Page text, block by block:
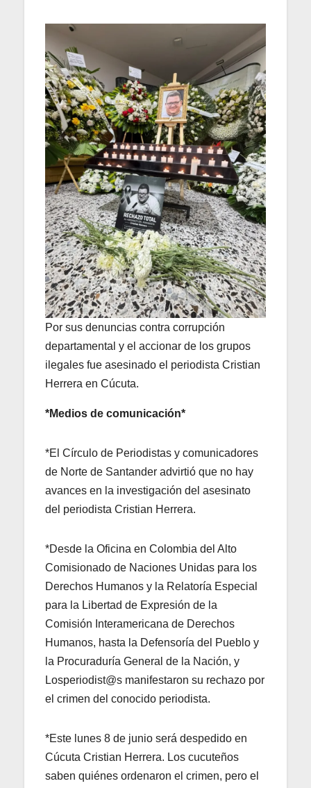
Por sus denuncias contra corrupción
departamental y el accionar de los grupos
ilegales fue asesinado el periodista Cristian
Herrera en Cúcuta.
*Medios de comunicación*
*El Círculo de Periodistas y comunicadores
de Norte de Santander advirtió que no hay
avances en la investigación del asesinato
del periodista Cristian Herrera.
*Desde la Oficina en Colombia del Alto
Comisionado de Naciones Unidas para los
Derechos Humanos y la Relatoría Especial
para la Libertad de Expresión de la
Comisión Interamericana de Derechos
Humanos, hasta la Defensoría del Pueblo y
la Procuraduría General de la Nación, y
Losperiodist@s manifestaron su rechazo por
el crimen del conocido periodista.
*Este lunes 8 de junio será despedido en
Cúcuta Cristian Herrera. Los cucuteños
saben quiénes ordenaron el crimen, pero el